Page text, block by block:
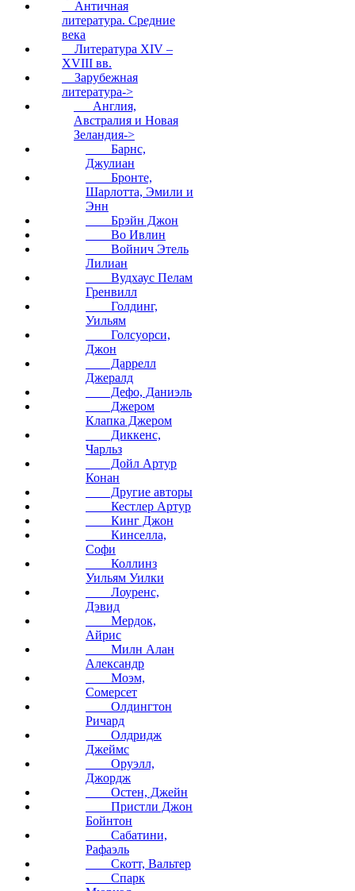
Античная
литература. Средние
века
Литература XIV –
XVIII вв.
Зарубежная
литература->
Англия,
Австралия и Новая
Зеландия->
Барнс,
Джулиан
Бронте,
Шарлотта, Эмили и
Энн
Брэйн Джон
Во Ивлин
Войнич Этель
Лилиан
Вудхаус Пелам
Гренвилл
Голдинг,
Уильям
Голсуорси,
Джон
Даррелл
Джералд
Дефо, Даниэль
Джером
Клапка Джером
Диккенс,
Чарльз
Дойл Артур
Конан
Другие авторы
Кестлер Артур
Кинг Джон
Кинселла,
Софи
Коллинз
Уильям Уилки
Лоуренс,
Дэвид
Мердок,
Айрис
Милн Алан
Александр
Моэм,
Сомерсет
Олдингтон
Ричард
Олдридж
Джеймс
Оруэлл,
Джордж
Остен, Джейн
Пристли Джон
Бойнтон
Сабатини,
Рафаэль
Скотт, Вальтер
Спарк